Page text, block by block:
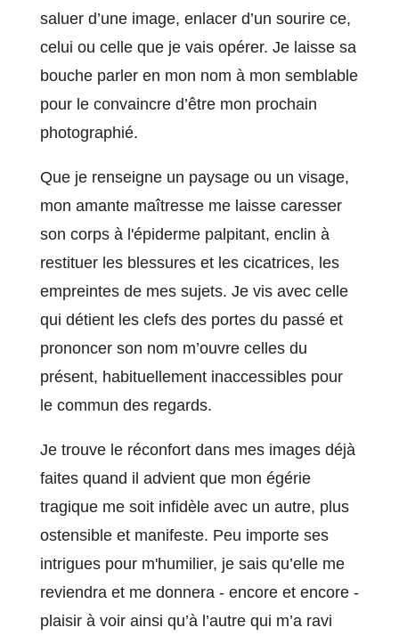
saluer d’une image, enlacer d’un sourire ce,
celui ou celle que je vais opérer. Je laisse sa
bouche parler en mon nom à mon semblable
pour le convaincre d’être mon prochain
photographié.
Que je renseigne un paysage ou un visage,
mon amante maîtresse me laisse caresser
son corps à l'épiderme palpitant, enclin à
restituer les blessures et les cicatrices, les
empreintes de mes sujets. Je vis avec celle
qui détient les clefs des portes du passé et
prononcer son nom m’ouvre celles du
présent, habituellement inaccessibles pour
le commun des regards.
Je trouve le réconfort dans mes images déjà
faites quand il advient que mon égérie
tragique me soit infidèle avec un autre, plus
ostensible et manifeste. Peu importe ses
intrigues pour m'humilier, je sais qu’elle me
reviendra et me donnera - encore et encore -
plaisir à voir ainsi qu’à l’autre qui m’a ravi